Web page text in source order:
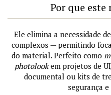
Por que
Ele elimina a necessidade
complexos — permitindo
do material. Perfeito como
photolookem projetos de
documental ou kits de
segurança